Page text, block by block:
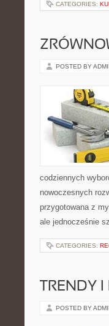
CATEGORIES:
POSTED BY
codziennych
nowoczesnych
przygotowana z
ale jednocześnie
CATEGORIES:
TRENDY
POSTED BY